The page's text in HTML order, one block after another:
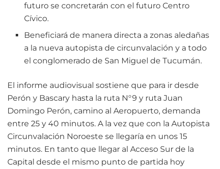
futuro se concretarán con el futuro Centro
Cívico.
Beneficiará de manera directa a zonas aledañas
a la nueva autopista de circunvalación y a todo
el conglomerado de San Miguel de Tucumán.
El informe audiovisual sostiene que para ir desde
Perón y Bascary hasta la ruta N°9 y ruta Juan
Domingo Perón, camino al Aeropuerto, demanda
entre 25 y 40 minutos. A la vez que con la Autopista
Circunvalación Noroeste se llegaría en unos 15
minutos. En tanto que llegar al Acceso Sur de la
Capital desde el mismo punto de partida hoy